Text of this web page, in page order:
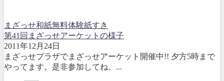
まざっせ和紙無料体験紙すき
第41回まざっせアーケットの様子
2011年12月24日
まざっせプラザでまざっせアーケット開催中!! 夕方5時まで
やってます。是非参加してね。...